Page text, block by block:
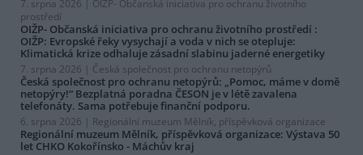
7. srpna 2026 | OIŽP- Občanská iniciativa pro ochranu životního
prostředí
OIŽP- Občanská iniciativa pro ochranu životního prostředí :
OIŽP: Evropské řeky vysychají a voda v nich se otepluje:
Klimatická krize odhaluje zásadní slabinu jaderné energetiky
7. srpna 2026 | Česká společnost pro ochranu netopýrů
Česká společnost pro ochranu netopýrů: „Pomoc, máme v domě
netopýry!“ Bezplatná poradna ČESON je v létě zavalena
telefonáty. Sama potřebuje finanční podporu.
6. srpna 2026 | Regionální muzeum Mělník, příspěvková organizace
Regionální muzeum Mělník, příspěvková organizace: Výstava 50
let CHKO Kokořínsko - Máchův kraj